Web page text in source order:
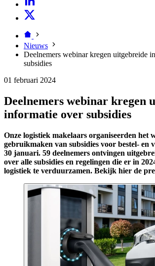
Nieuws
Deelnemers webinar kregen uitgebreide
subsidies
01 februari 2024
Deelnemers webinar kregen
informatie over subsidies
Onze logistiek makelaars organiseerden het
gebruikmaken van subsidies voor bestel- en
30 januari. 59 deelnemers ontvingen
over alle subsidies en regelingen die er in
logistiek te verduurzamen. Bekijk hier de